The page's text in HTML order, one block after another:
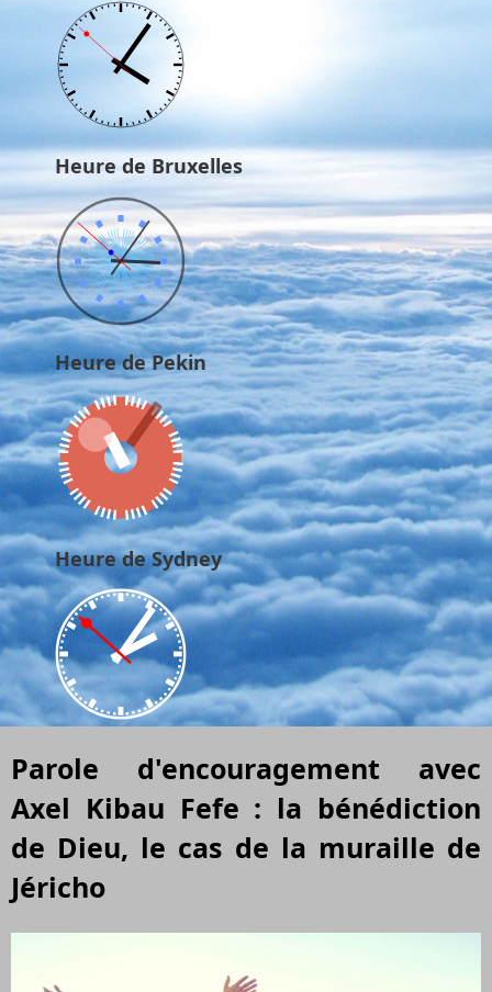
Heure de Bruxelles
Heure de Pekin
Heure de Sydney
Parole d'encouragement avec
Axel Kibau Fefe : la bénédiction
de Dieu, le cas de la muraille de
Jéricho